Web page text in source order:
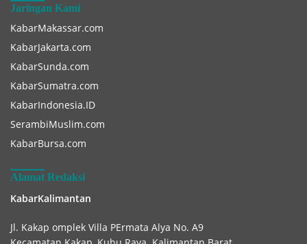
Jaringan Kami
KabarMakassar.com
KabarJakarta.com
KabarSunda.com
KabarSumatra.com
KabarIndonesia.ID
SerambiMuslim.com
KabarBursa.com
Alamat Redaksi
KabarKalimantan
Jl. Kakap omplek Villa PErmata Alya No. A9